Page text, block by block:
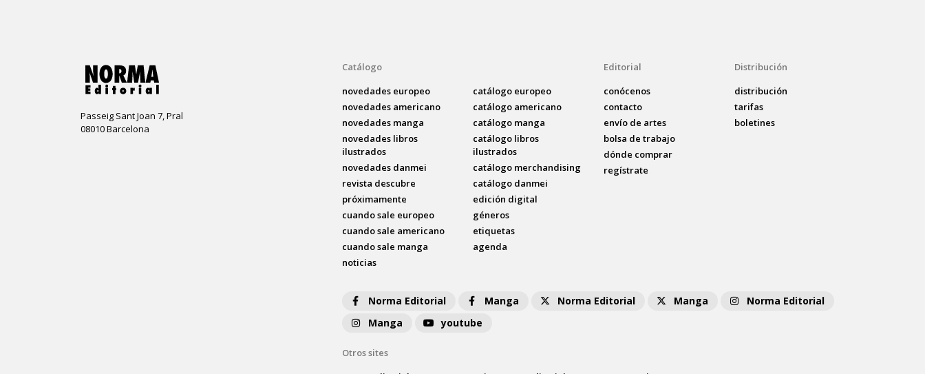
Passeig Sant Joan 7, Pral
08010 Barcelona
Catálogo
novedades europeo
novedades americano
novedades manga
novedades libros
ilustrados
novedades danmei
revista descubre
próximamente
cuando sale europeo
cuando sale americano
cuando sale manga
noticias
catálogo europeo
catálogo americano
catálogo manga
catálogo libros
ilustrados
catálogo merchandising
catálogo danmei
edición digital
géneros
etiquetas
agenda
Editorial
conócenos
contacto
envío de artes
bolsa de trabajo
dónde comprar
regístrate
Distribución
distribución
tarifas
boletines
Norma Editorial Manga Norma Editorial Manga
Norma Editorial
Manga
youtube
Otros sites